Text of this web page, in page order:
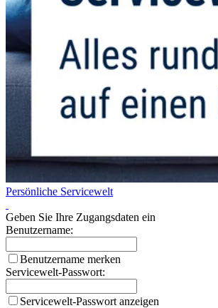
Persönliche Servicewelt
Geben Sie Ihre Zugangsdaten ein
Benutzername:
Benutzername merken
Servicewelt-Passwort:
Servicewelt-Passwort anzeigen